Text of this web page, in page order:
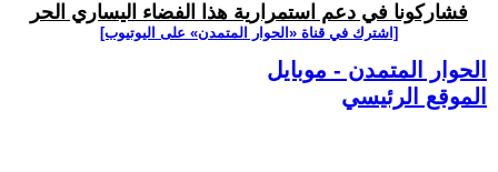
فشاركونا في دعم استمرارية هذا الفضاء اليساري الحر
[اشترك في قناة ‫«الحوار المتمدن» على اليوتيوب]
الحوار المتمدن - موبايل
الموقع الرئيسي